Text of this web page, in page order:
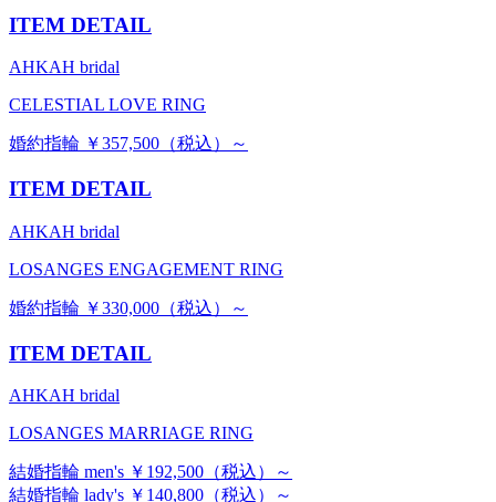
ITEM DETAIL
AHKAH bridal
CELESTIAL LOVE RING
婚約指輪 ￥357,500（税込）～
ITEM DETAIL
AHKAH bridal
LOSANGES ENGAGEMENT RING
婚約指輪 ￥330,000（税込）～
ITEM DETAIL
AHKAH bridal
LOSANGES MARRIAGE RING
結婚指輪 men's ￥192,500（税込）～
結婚指輪 lady's ￥140,800（税込）～